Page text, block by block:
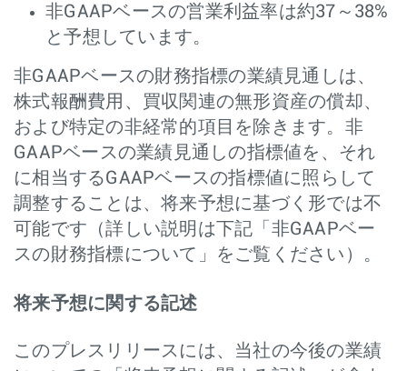
非GAAPベースの営業利益率は約37～38%
と予想しています。
非GAAPベースの財務指標の業績見通しは、
株式報酬費用、買収関連の無形資産の償却、
および特定の非経常的項目を除きます。非
GAAPベースの業績見通しの指標値を、それ
に相当するGAAPベースの指標値に照らして
調整することは、将来予想に基づく形では不
可能です（詳しい説明は下記「非GAAPベー
スの財務指標について」をご覧ください）。
将来予想に関する記述
このプレスリリースには、当社の今後の業績